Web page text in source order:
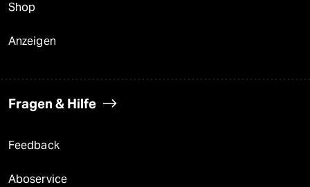
Shop
Anzeigen
Fragen & Hilfe
Feedback
Aboservice